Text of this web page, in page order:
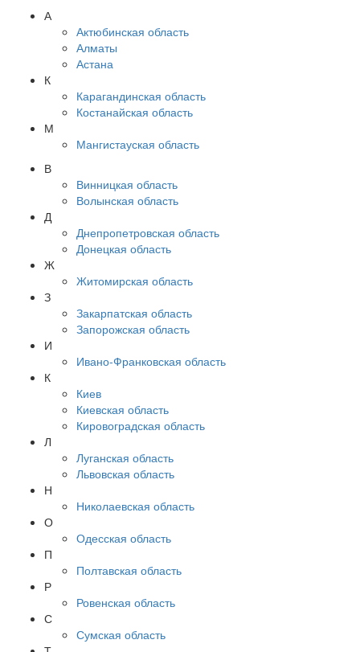
А
Актюбинская область
Алматы
Астана
К
Карагандинская область
Костанайская область
М
Мангистауская область
В
Винницкая область
Волынская область
Д
Днепропетровская область
Донецкая область
Ж
Житомирская область
З
Закарпатская область
Запорожская область
И
Ивано-Франковская область
К
Киев
Киевская область
Кировоградская область
Л
Луганская область
Львовская область
Н
Николаевская область
О
Одесская область
П
Полтавская область
Р
Ровенская область
С
Сумская область